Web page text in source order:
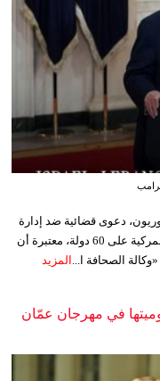
جمهوريون، دعوى قضائية ضد إدارة
دونالد ترمب، الاثنين، على خلفية فرضه رسوماً جمركية على 60 دولة، معتبرة أن
الصحافة ا... المزيد
في مهرجان عمّان